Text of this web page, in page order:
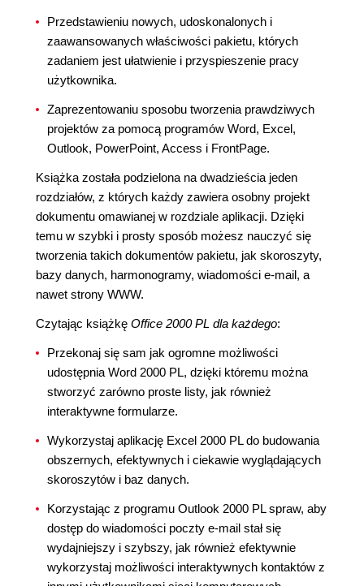
Przedstawieniu nowych, udoskonalonych i
zaawansowanych właściwości pakietu, których
zadaniem jest ułatwienie i przyspieszenie pracy
użytkownika.
Zaprezentowaniu sposobu tworzenia prawdziwych
projektów za pomocą programów Word, Excel,
Outlook, PowerPoint, Access i FrontPage.
Książka została podzielona na dwadzieścia jeden
rozdziałów, z których każdy zawiera osobny projekt
dokumentu omawianej w rozdziale aplikacji. Dzięki
temu w szybki i prosty sposób możesz nauczyć się
tworzenia takich dokumentów pakietu, jak skoroszyty,
bazy danych, harmonogramy, wiadomości e-mail, a
nawet strony WWW.
Czytając książkę Office 2000 PL dla każdego:
Przekonaj się sam jak ogromne możliwości
udostępnia Word 2000 PL, dzięki któremu można
stworzyć zarówno proste listy, jak również
interaktywne formularze.
Wykorzystaj aplikację Excel 2000 PL do budowania
obszernych, efektywnych i ciekawie wyglądających
skoroszytów i baz danych.
Korzystając z programu Outlook 2000 PL spraw, aby
dostęp do wiadomości poczty e-mail stał się
wydajniejszy i szybszy, jak również efektywnie
wykorzystaj możliwości interaktywnych kontaktów z